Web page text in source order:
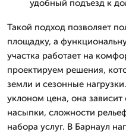
удобный подъезд к
Такой подход позволяет
площадку, а
участка работает на
проектируем решения,
земли и сезонные
уклоном цена, она
насыпки, сложности
набора услуг. В Барнаул